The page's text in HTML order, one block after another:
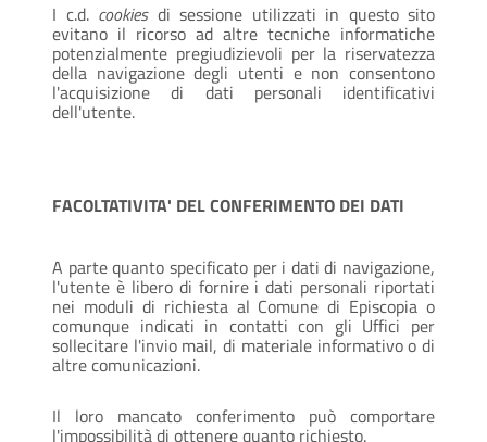
I c.d. cookies di sessione utilizzati in questo sito
evitano il ricorso ad altre tecniche informatiche
potenzialmente pregiudizievoli per la riservatezza
della navigazione degli utenti e non consentono
l'acquisizione di dati personali identificativi
dell'utente.
FACOLTATIVITA' DEL CONFERIMENTO DEI DATI
A parte quanto specificato per i dati di navigazione,
l'utente è libero di fornire i dati personali riportati
nei moduli di richiesta al Comune di Episcopia o
comunque indicati in contatti con gli Uffici per
sollecitare l'invio mail, di materiale informativo o di
altre comunicazioni.
Il loro mancato conferimento può comportare
l'impossibilità di ottenere quanto richiesto.